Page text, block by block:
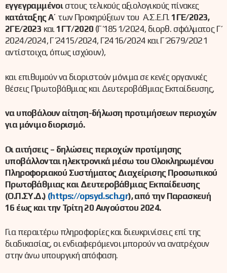
εγγεγραμμένοι στους τελικούς αξιολογικούς πίνακες
κατάταξης Α΄ των Προκηρύξεων του Α.Σ.Ε.Π. 1ΓΕ/2023,
2ΓΕ/2023 και 1ΓΤ/2020 (Γ΄ 1851/2024, διορθ. σφάλματος Γ΄
2024/2024, Γ΄ 2415/2024, Γ΄2416/2024 και Γ΄ 2679/2021
αντίστοιχα, όπως ισχύουν),
και επιθυμούν να διοριστούν μόνιμα σε κενές οργανικές
θέσεις Πρωτοβάθμιας και Δευτεροβάθμιας Εκπαίδευσης,
να υποβάλουν αίτηση-δήλωση προτιμήσεων περιοχών
για μόνιμο διορισμό.
Οι αιτήσεις – δηλώσεις περιοχών προτίμησης
υποβάλλονται ηλεκτρονικά μέσω του Ολοκληρωμένου
Πληροφοριακού Συστήματος Διαχείρισης Προσωπικού
Πρωτοβάθμιας και Δευτεροβάθμιας Εκπαίδευσης
(Ο.Π.ΣΥ.Δ.) (https://opsyd.sch.gr),από την Παρασκευή
16 έως και την Τρίτη 20 Αυγούστου 2024.
Για περαιτέρω πληροφορίες και διευκρινίσεις επί της
διαδικασίας, οι ενδιαφερόμενοι μπορούν να ανατρέχουν
στην άνω υπουργική απόφαση.